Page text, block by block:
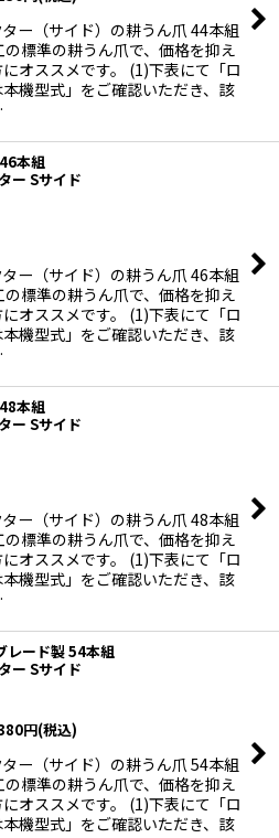
ー（サイド）の耕うん爪 44本組
の標準の耕うん爪で、価格を抑え
オススメです。 (1)下表にて「ロ
機型式」をご確認いただき、該
本組
ー Sサイド
ー（サイド）の耕うん爪 46本組
の標準の耕うん爪で、価格を抑え
オススメです。 (1)下表にて「ロ
機型式」をご確認いただき、該
本組
ー Sサイド
ー（サイド）の耕うん爪 48本組
の標準の耕うん爪で、価格を抑え
オススメです。 (1)下表にて「ロ
機型式」をご確認いただき、該
レード製 54本組
ー Sサイド
円(税込)
ー（サイド）の耕うん爪 54本組
の標準の耕うん爪で、価格を抑え
オススメです。 (1)下表にて「ロ
機型式」をご確認いただき、該